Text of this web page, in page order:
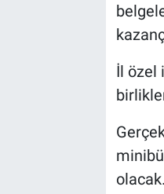
İl özel
olacak.